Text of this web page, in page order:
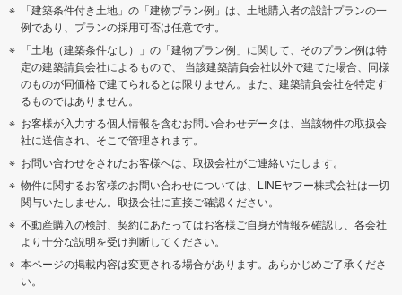
「建築条件付き土地」の「建物プラン例」は、土地購入者の設計プランの一
例であり、プランの採用可否は任意です。
「土地（建築条件なし）」の「建物プラン例」に関して、そのプラン例は特
定の建築請負会社によるもので、 当該建築請負会社以外で建てた場合、同様
のものが同価格で建てられるとは限りません。また、建築請負会社を特定す
るものではありません。
お客様が入力する個人情報を含むお問い合わせデータは、当該物件の取扱会
社に送信され、そこで管理されます。
お問い合わせをされたお客様へは、取扱会社がご連絡いたします。
物件に関するお客様のお問い合わせについては、LINEヤフー株式会社は一切
関与いたしません。取扱会社に直接ご確認ください。
不動産購入の検討、契約にあたってはお客様ご自身が情報を確認し、各会社
より十分な説明を受け判断してください。
本ページの掲載内容は変更される場合があります。あらかじめご了承くださ
い。